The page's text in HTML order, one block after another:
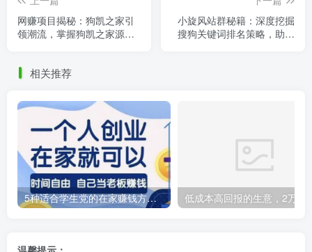
网赚项目揭秘：狗凯之家引
领潮流，掌握狗凯之家源码
小旋风站群秘籍：深度挖掘
搜狗关键词排名策略，助力
相关推荐
5种适合学生党的在家赚钱方法，轻松实现财务自由！